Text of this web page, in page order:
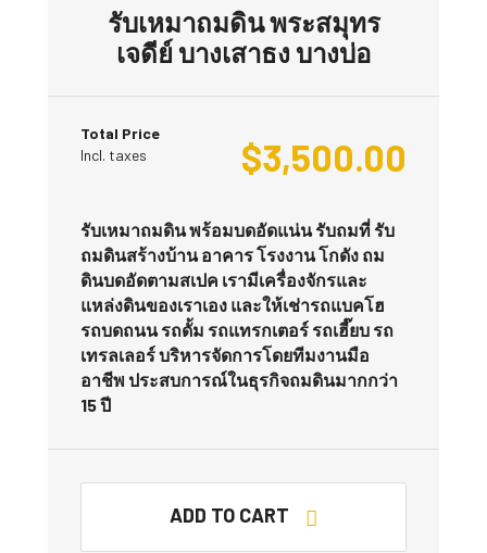
รับเหมาถมดิน พระสมุทร
เจดีย์ บางเสาธง บางบ่อ
Total Price
Incl. taxes
$3,500.00
รับเหมาถมดิน พร้อมบดอัดแน่น รับถมที่ รับ
ถมดินสร้างบ้าน อาคาร โรงงาน โกดัง ถม
ดินบดอัดตามสเปค เรามีเครื่องจักรและ
แหล่งดินของเราเอง และให้เช่ารถแบคโฮ
รถบดถนน รถดั้ม รถแทรกเตอร์ รถเฮี๊ยบ รถ
เทรลเลอร์ บริหารจัดการโดยทีมงานมือ
อาชีพ ประสบการณ์ในธุรกิจถมดินมากกว่า
15 ปี
ADD TO CART